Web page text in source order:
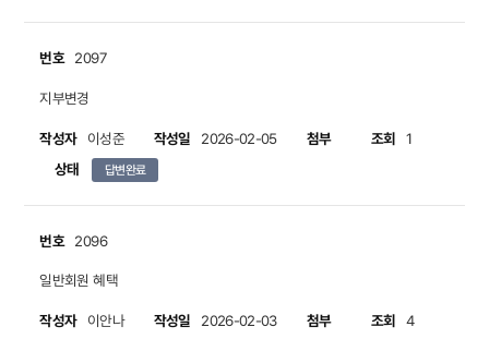
번호 2097
지부변경
작성자 이성준 작성일 2026-02-05 첨부 조회 1
상태 답변완료
번호 2096
일반회원 혜택
작성자 이안나 작성일 2026-02-03 첨부 조회 4